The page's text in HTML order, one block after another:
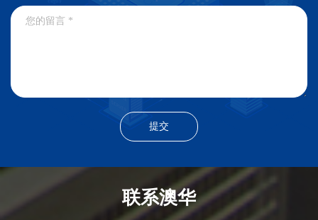
联系澳华